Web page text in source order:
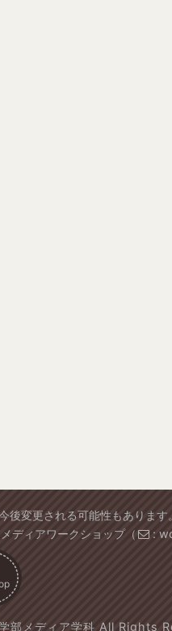
変更される可能性もあります。
ディアワークショップ（
:
メディア学科 All Rights